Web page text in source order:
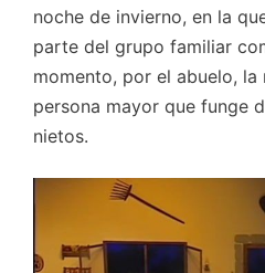
noche de invierno, en la
parte del grupo familiar
momento, por el abuelo, la
persona mayor que funge
nietos.